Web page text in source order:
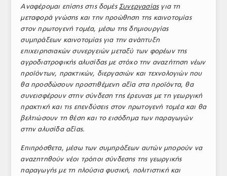
Αναφέρομαι επίσης στις δομέςΣυνεργασίαςγια τη
μεταφορά γνώσης και την προώθηση της καινοτομίας
στον πρωτογενή τομέα, μέσω της δημιουργίας
συμπράξεων καινοτομίας για την ανάπτυξη
επιχειρησιακών συνεργειών μεταξύ των φορέων της
αγροδιατροφικής αλυσίδας με στόχο την αναζήτηση νέων
προϊόντων, πρακτικών, διεργασιών και τεχνολογιών που
θα προσδώσουν προστιθέμενη αξία στα προϊόντα, θα
συνεισφέρουν στην σύνδεση της έρευνας με τη γεωργική
πρακτική και τις επενδύσεις στον πρωτογενή τομέα και θα
βελτιώσουν τη θέση και το εισόδημα των παραγωγών
στην αλυσίδα αξίας.
Επιπρόσθετα, μέσω των συμπράξεων αυτών μπορούν να
αναζητηθούν νέοι τρόποι σύνδεσης της γεωργικής
παραγωγής με τη πλούσια φυσική, πολιτιστική και